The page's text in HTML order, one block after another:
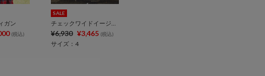
ガン
(税込)
SALE
チェックワイドイージーパンツ
¥6,930 ¥3,465 (税込)
サイズ：4